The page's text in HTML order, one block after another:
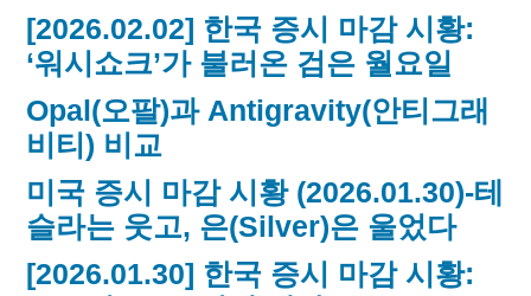
[2026.02.02] 한국 증시 마감 시황:
‘워시쇼크’가 불러온 검은 월요일
Opal(오팔)과 Antigravity(안티그래
비티) 비교
미국 증시 마감 시황 (2026.01.30)-테
슬라는 웃고, 은(Silver)은 울었다
[2026.01.30] 한국 증시 마감 시황: